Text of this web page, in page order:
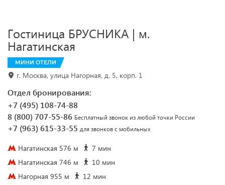
Гостиница БРУСНИКА | м.
Нагатинская
МИНИ ОТЕЛИ
г. Москва, улица Нагорная, д. 5, корп. 1
Отдел бронирования:
+7 (495) 108-74-88
8 (800) 707-55-86 Бесплатный звонок из любой точки России
+7 (963) 615-33-55 для звонков с мобильных
Нагатинская 576 м
7 мин
Нагатинская 746 м
10 мин
Нагорная 955 м
12 мин